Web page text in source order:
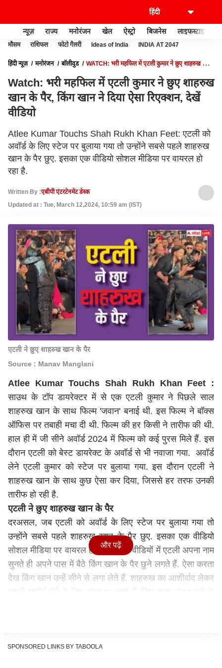
न्यूज़ राज्य मनोरंजन खेल ऐस्ट्रो बिजनेस लाइफस्टाइल
मौसम राशिफल फोटो गैलरी Ideas of India INDIA AT 2047
हिंदी न्यूज़ मनोरंजन बॉलीवुड
WATCH: भरी महफिल में एटली कुमार ने छुए शाहरुख खान
Watch: भरी महफिल में एटली कुमार ने छुए शाहरुख
खान के पैर, किंग खान ने दिया ऐसा रिएक्शन, देखें
वीडियो
Atlee Kumar Touchs Shah Rukh Khan Feet: एटली को
अवॉर्ड के लिए स्टेज पर बुलाया गया तो उन्होंने सबसे पहले शाहरुख
खान के पैर छुए. इसका एक वीडियो सोशल मीडिया पर वायरल हो
रहा है.
Written By :एबीपी एंटरटेनमेंट डेस्क
Updated at : Tue, March 12,2024, 10:59 am (IST)
एटली ने छुए शाहरुख खान के पैर
Source : Manav Manglani
Atlee Kumar Touchs Shah Rukh Khan Feet :
साउथ के टॉप डायरेक्टर में से एक एटली कुमार ने पिछले साल
शाहरुख खान के साथ फिल्म 'जवान' बनाई थी. इस फिल्म ने बॉक्स
ऑफिस पर तबाही मचा दी थी. फिल्म की हर किसी ने तारीफ की थी.
हाल ही में जी सीने अवॉर्ड 2024 में फिल्म को कई पुरस मिले हैं. इस
दौरान एटली को बेस्ट डायरेक्ट के अवॉर्ड से भी नवाजा गया. अवॉर्ड
लेने एटली कुमार को स्टेज पर बुलाया गया. इस दौरान एटली ने
शाहरुख खान के साथ कुछ ऐसा कर दिया, जिससे हर तरफ उनकी
तारीफ हो रही है.
एटली ने छुए शाहरुख खान के पैर
दरअसल, जब एटली को अवॉर्ड के लिए स्टेज पर बुलाया गया तो
उन्होंने सबसे पहले शाहरुख खान के पैर छुए. इसका एक वीडियो
सोशल मीडिया पर वायरल हो रहा है. इस वीडियों में एटली अपना नाम
सुनते ही अपने पास में बैठे किंग खान के पैर छुने लगते हैं. ऐसा करता
देख किंग खान उन्हें सीने से लगा लेते हैं. शाहरुख का आशीर्वाद लेकर
और पढ़ें
SPONSORED LINKS BY TABOOLA